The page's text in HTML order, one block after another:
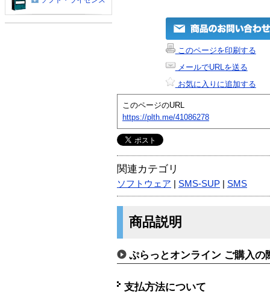
このページを印刷する
メールでURLを送る
お気に入りに追加する
このページのURL
https://plth.me/41086278
関連カテゴリ
ソフトウェア SMS-SUP SMS
商品説明
ぷらっとオンライン ご購入の
支払方法について